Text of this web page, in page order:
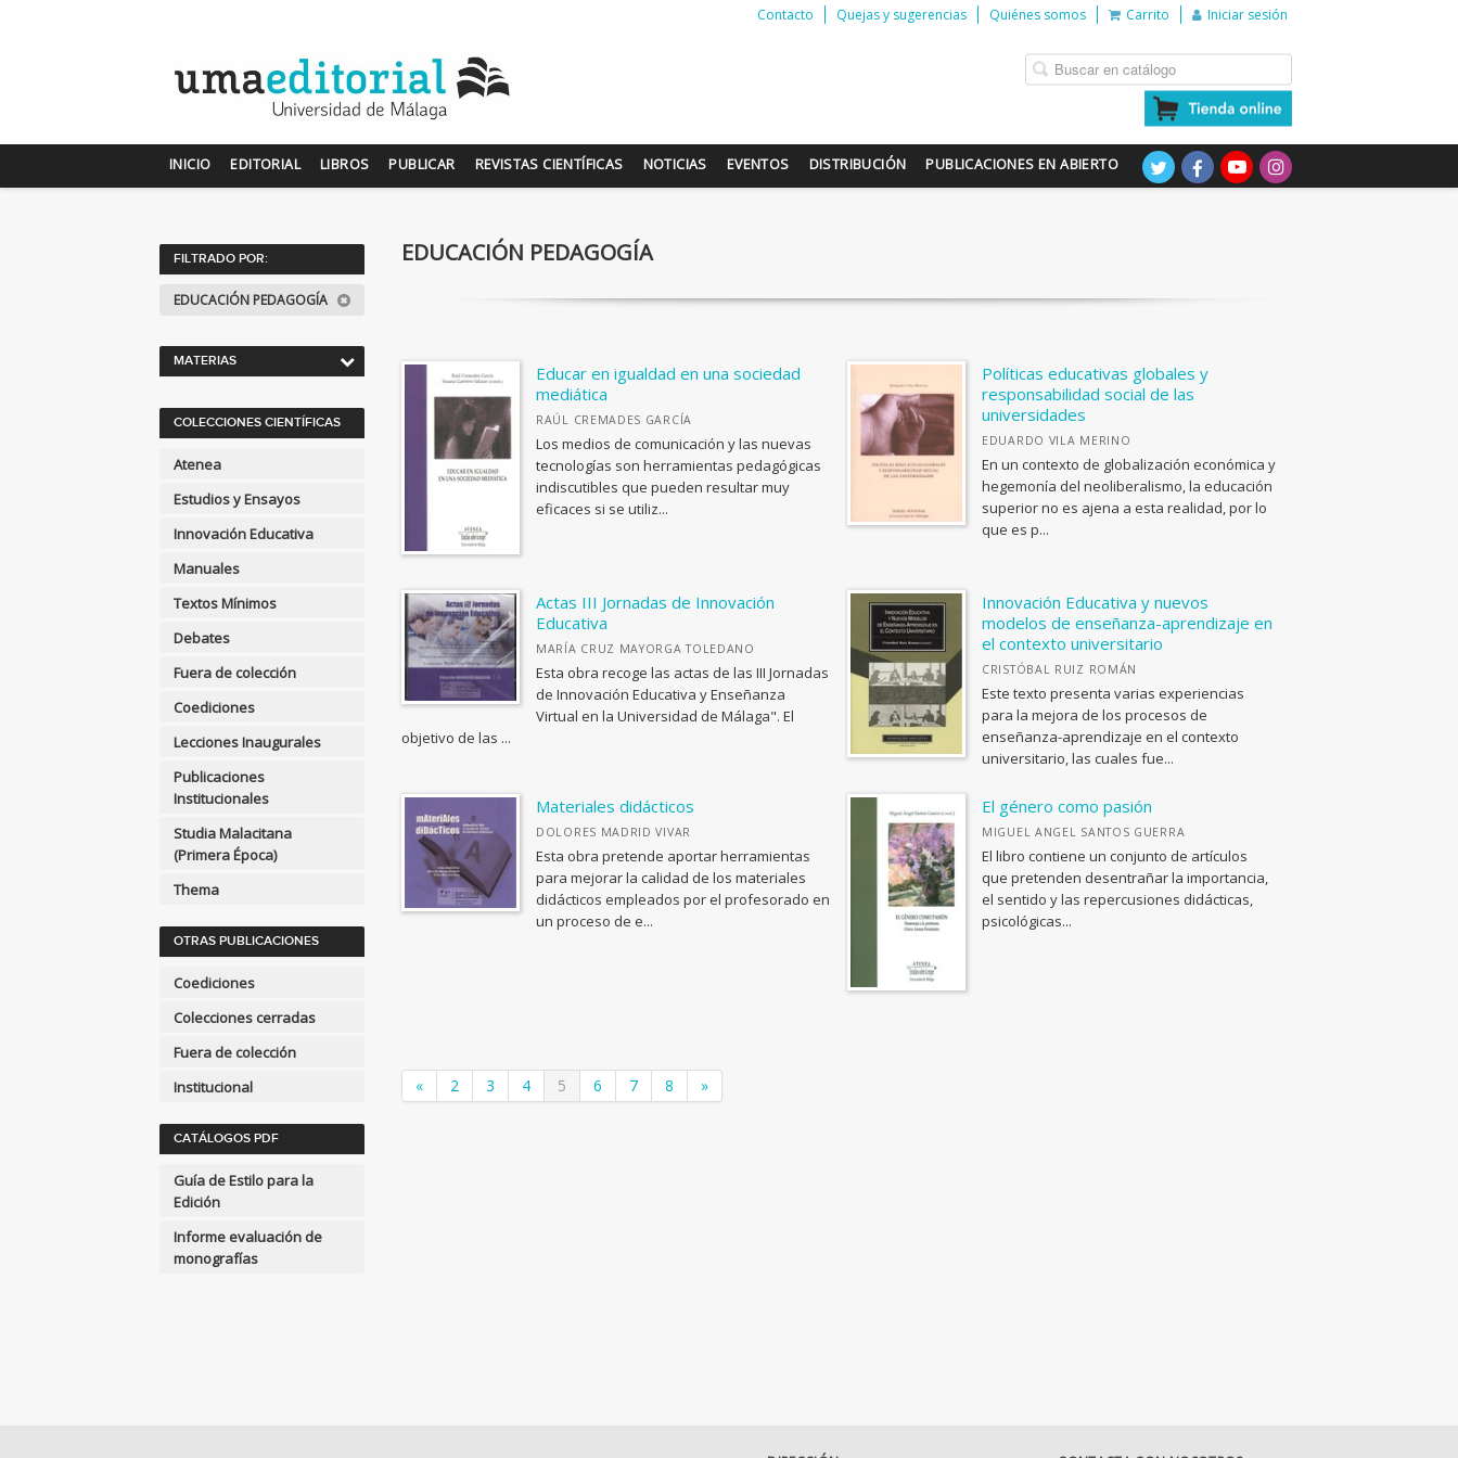
Contacto Quejas y sugerencias Quiénes somos Carrito Iniciar sesión
INICIO EDITORIAL LIBROS PUBLICAR REVISTAS CIENTÍFICAS NOTICIAS EVENTOS DISTRIBUCIÓN PUBLICACIONES EN ABIERTO
FILTRADO POR:
EDUCACIÓN PEDAGOGÍA
MATERIAS
ANTOLOGÍAS (NO
POÉTICAS)
APLICACIONES GRÁFICAS Y
INDUSTRIAL / COMERCIAL
ASTRONOMÍA, ESPACIO Y
TIEMPO
BIBLIOTECAS Y CIENCIAS
DE LA INFORMACIÓN
BIOGRAFÍA: GENERAL
BIOLOGIA, CIENCIAS DE LA
VIDA
<Genérica>
POÉTICAS)
MULTIMEDIA
ARQUEOLOGÍA
ARQUITECTURA
ARTE Y DISEÑO
ASTRONOMÍA, ESPACIO Y
TIEMPO
BIBLIOTECAS Y CIENCIAS
DE LA INFORMACIÓN
BIOGRAFÍA: GENERAL
COLECCIONES CIENTÍFICAS
Atenea
Estudios y Ensayos
Innovación Educativa
Manuales
Textos Mínimos
Debates
Fuera de colección
Coediciones
Lecciones Inaugurales
Publicaciones
Institucionales
Studia Malacitana
(Primera Época)
Thema
OTRAS PUBLICACIONES
Coediciones
Colecciones cerradas
Fuera de colección
Institucional
CATÁLOGOS PDF
Guía de Estilo para la
Edición
Informe evaluación de
monografías
EDUCACIÓN PEDAGOGÍA
Educar en igualdad en una sociedad
mediática
RAÚL CREMADES GARCÍA
Los medios de comunicación y las nuevas
tecnologías son herramientas pedagógicas
indiscutibles que pueden resultar muy
eficaces si se utiliz...
Políticas educativas globales y
responsabilidad social de las
universidades
EDUARDO VILA MERINO
En un contexto de globalización económica y
hegemonía del neoliberalismo, la educación
superior no es ajena a esta realidad, por lo
que es p...
Actas III Jornadas de Innovación
Educativa
MARÍA CRUZ MAYORGA TOLEDANO
Esta obra recoge las actas de las III Jornadas
de Innovación Educativa y Enseñanza
Virtual en la Universidad de Málaga". El
objetivo de las ...
Innovación Educativa y nuevos
modelos de enseñanza-aprendizaje en
el contexto universitario
CRISTÓBAL RUIZ ROMÁN
Este texto presenta varias experiencias
para la mejora de los procesos de
enseñanza-aprendizaje en el contexto
universitario, las cuales fue...
Materiales didácticos
DOLORES MADRID VIVAR
Esta obra pretende aportar herramientas
para mejorar la calidad de los materiales
didácticos empleados por el profesorado en
un proceso de e...
El género como pasión
MIGUEL ANGEL SANTOS GUERRA
El libro contiene un conjunto de artículos
que pretenden desentrañar la importancia,
el sentido y las repercusiones didácticas,
psicológicas...
« 2 3 4 5 6 7 8 »